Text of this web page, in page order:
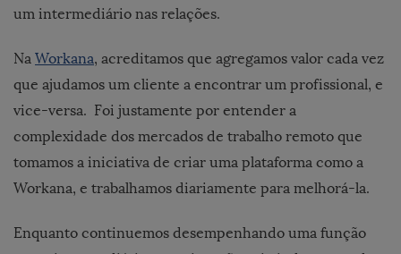
um intermediário nas relações.
Na Workana, acreditamos que agregamos valor cada vez
que ajudamos um cliente a encontrar um profissional, e
vice-versa. Foi justamente por entender a
complexidade dos mercados de trabalho remoto que
tomamos a iniciativa de criar uma plataforma como a
Workana, e trabalhamos diariamente para melhorá-la.
Enquanto continuemos desempenhando uma função